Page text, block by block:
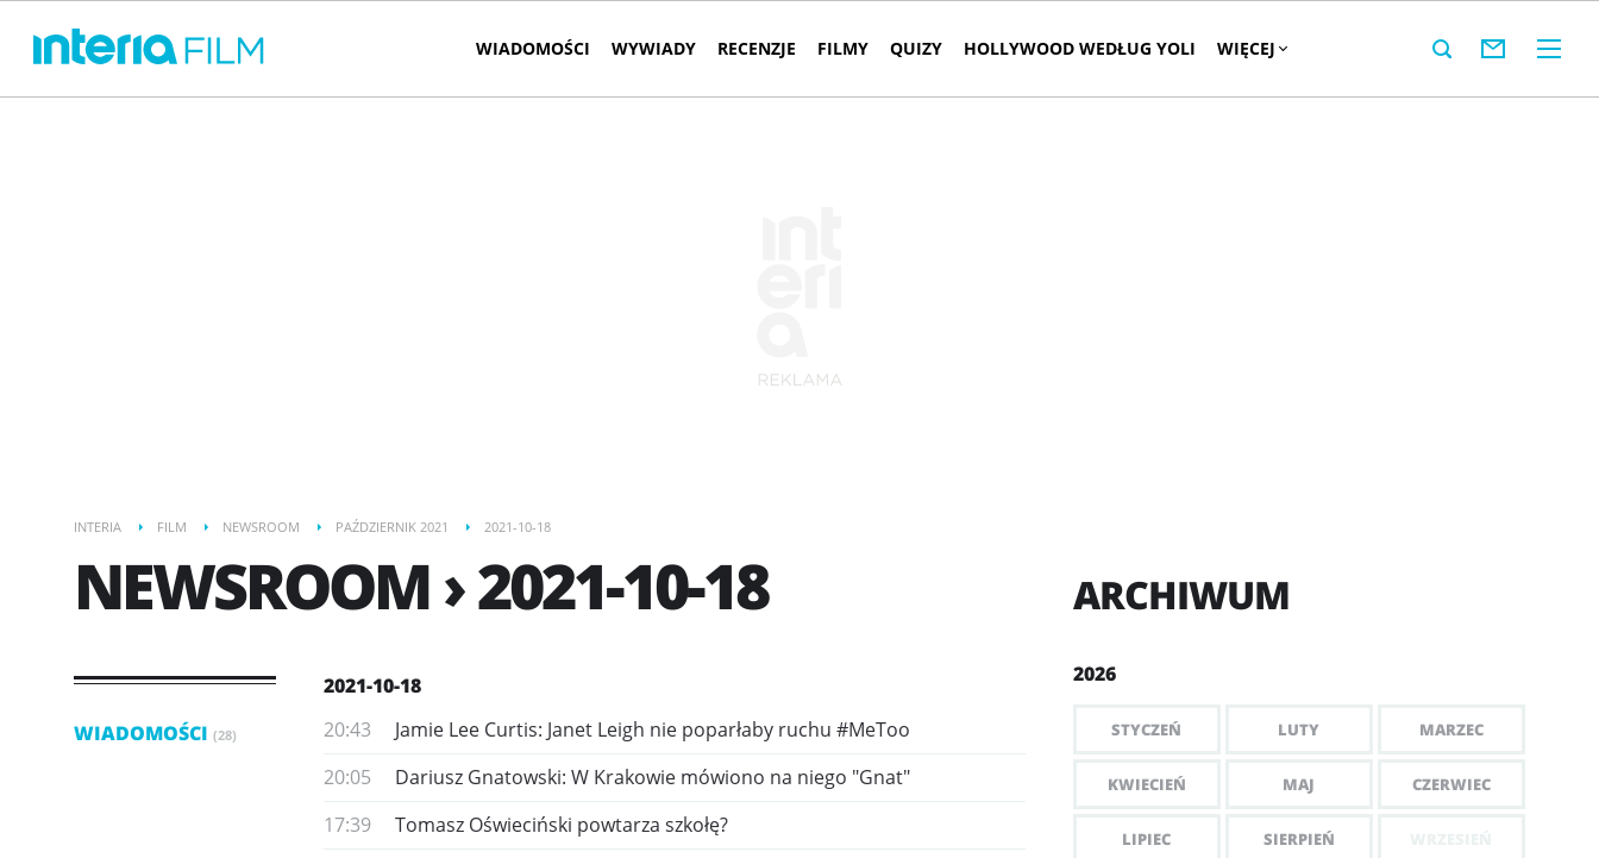
WIADOMOŚCI WYWIADY RECENZJE FILMY QUIZY HOLLYWOOD WEDŁUG YOLI WIĘCEJ
INTERIA FILM NEWSROOM PAŹDZIERNIK 2021 2021-10-18
NEWSROOM › 2021-10-18
WIADOMOŚCI (28)
2021-10-18
20:43
Jamie Lee Curtis: Janet Leigh nie poparłaby ruchu #MeToo
20:05
Dariusz Gnatowski: W Krakowie mówiono na niego "Gnat"
17:39
Tomasz Oświeciński powtarza szkołę?
ARCHIWUM
2026
STYCZEŃ LUTY MARZEC
KWIECIEŃ MAJ CZERWIEC
LIPIEC SIERPIEŃ